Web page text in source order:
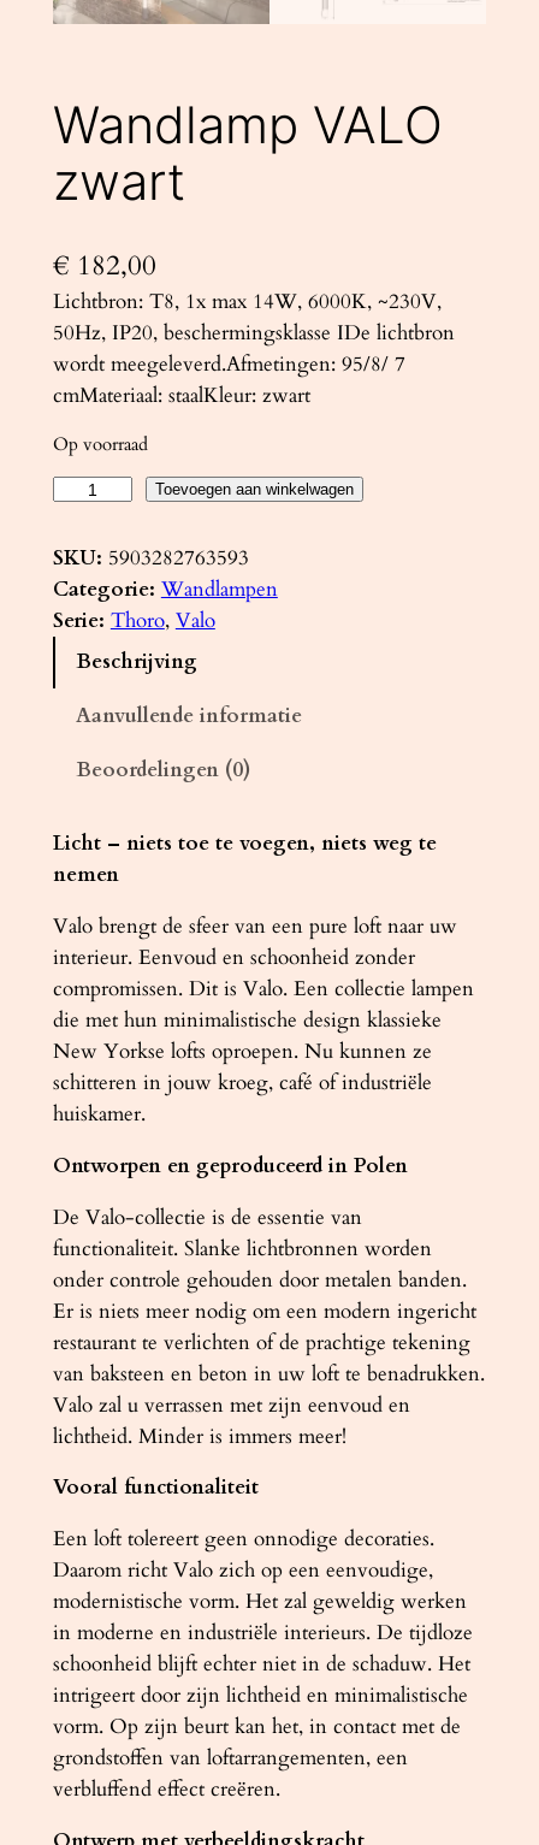
Wandlamp VALO
zwart
€ 182,00
Lichtbron: T8, 1x max 14W, 6000K, ~230V,
50Hz, IP20, beschermingsklasse IDe lichtbron
wordt meegeleverd.Afmetingen: 95/8/ 7
cmMateriaal: staalKleur: zwart
Op voorraad
n
d
l
O
z
a
r
t
a
a
n
t
l
Toevoegen aan winkelwagen
SKU: 5903282763593
Categorie: Wandlampen
Serie: Thoro, Valo
Beschrijving
Aanvullende informatie
Beoordelingen (0)
Licht – niets toe te voegen, niets weg te
nemen
Valo brengt de sfeer van een pure loft naar uw
interieur. Eenvoud en schoonheid zonder
compromissen. Dit is Valo. Een collectie lampen
die met hun minimalistische design klassieke
New Yorkse lofts oproepen. Nu kunnen ze
schitteren in jouw kroeg, café of industriële
huiskamer.
Ontworpen en geproduceerd in Polen
De Valo-collectie is de essentie van
functionaliteit. Slanke lichtbronnen worden
onder controle gehouden door metalen banden.
Er is niets meer nodig om een ​​modern ingericht
restaurant te verlichten of de prachtige tekening
van baksteen en beton in uw loft te benadrukken.
Valo zal u verrassen met zijn eenvoud en
lichtheid. Minder is immers meer!
Vooral functionaliteit
Een loft tolereert geen onnodige decoraties.
Daarom richt Valo zich op een eenvoudige,
modernistische vorm. Het zal geweldig werken
in moderne en industriële interieurs. De tijdloze
schoonheid blijft echter niet in de schaduw. Het
intrigeert door zijn lichtheid en minimalistische
vorm. Op zijn beurt kan het, in contact met de
grondstoffen van loftarrangementen, een
verbluffend effect creëren.